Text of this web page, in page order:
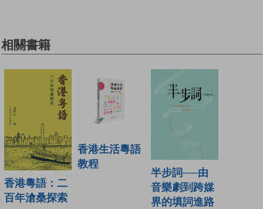
相關書籍
香港粵語：二
百年滄桑探索
香港生活粵語
教程
半步詞──由
音樂劇到跨媒
界的填詞進路